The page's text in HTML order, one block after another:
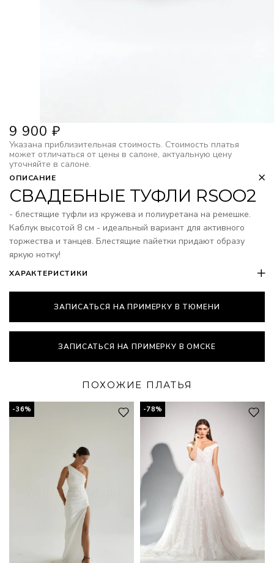
9 900 ₽
Указана приблизительная стоимость. Стоимость платья
может отличаться от цены в салоне, актуальную цену
уточняйте в салоне.
ОПИСАНИЕ
СВАДЕБНЫЕ ТУФЛИ RSOO2
- блестящие туфли из кружева и полиуретана на ремешке.
Каблук высотой 8 см - идеальный вариант для активного
торжества и танцев. Блестящие пайетки придают образу
яркую нотку!
ХАРАКТЕРИСТИКИ
ЗАПИСАТЬСЯ НА ПРИМЕРКУ В ТЮМЕНИ
ЗАПИСАТЬСЯ НА ПРИМЕРКУ В ОМСКЕ
ПОХОЖИЕ ПЛАТЬЯ
-36% -78%